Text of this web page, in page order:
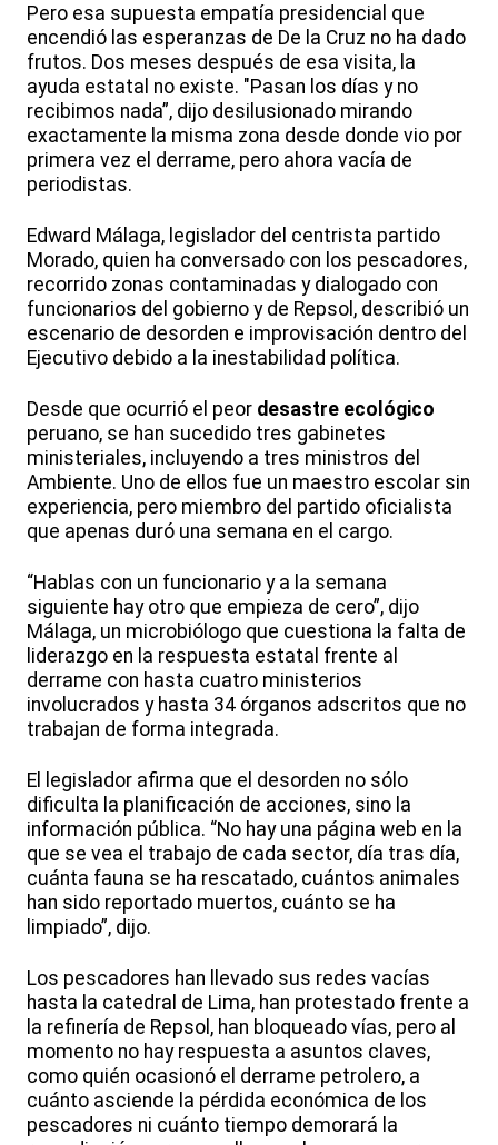
Pero esa supuesta empatía presidencial que
encendió las esperanzas de De la Cruz no ha dado
frutos. Dos meses después de esa visita, la
ayuda estatal no existe. "Pasan los días y no
recibimos nada”, dijo desilusionado mirando
exactamente la misma zona desde donde vio por
primera vez el derrame, pero ahora vacía de
periodistas.
Edward Málaga, legislador del centrista partido
Morado, quien ha conversado con los pescadores,
recorrido zonas contaminadas y dialogado con
funcionarios del gobierno y de Repsol, describió un
escenario de desorden e improvisación dentro del
Ejecutivo debido a la inestabilidad política.
Desde que ocurrió el peor desastre ecológico
peruano, se han sucedido tres gabinetes
ministeriales, incluyendo a tres ministros del
Ambiente. Uno de ellos fue un maestro escolar sin
experiencia, pero miembro del partido oficialista
que apenas duró una semana en el cargo.
“Hablas con un funcionario y a la semana
siguiente hay otro que empieza de cero”, dijo
Málaga, un microbiólogo que cuestiona la falta de
liderazgo en la respuesta estatal frente al
derrame con hasta cuatro ministerios
involucrados y hasta 34 órganos adscritos que no
trabajan de forma integrada.
El legislador afirma que el desorden no sólo
dificulta la planificación de acciones, sino la
información pública. “No hay una página web en la
que se vea el trabajo de cada sector, día tras día,
cuánta fauna se ha rescatado, cuántos animales
han sido reportado muertos, cuánto se ha
limpiado”, dijo.
Los pescadores han llevado sus redes vacías
hasta la catedral de Lima, han protestado frente a
la refinería de Repsol, han bloqueado vías, pero al
momento no hay respuesta a asuntos claves,
como quién ocasionó el derrame petrolero, a
cuánto asciende la pérdida económica de los
pescadores ni cuánto tiempo demorará la